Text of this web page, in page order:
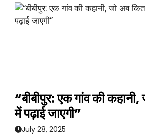
“बीबीपुर: एक गांव की कहानी,
में पढ़ाई जाएगी”
July 28, 2025